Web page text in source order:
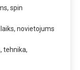
spin
novietojums
tehnika,